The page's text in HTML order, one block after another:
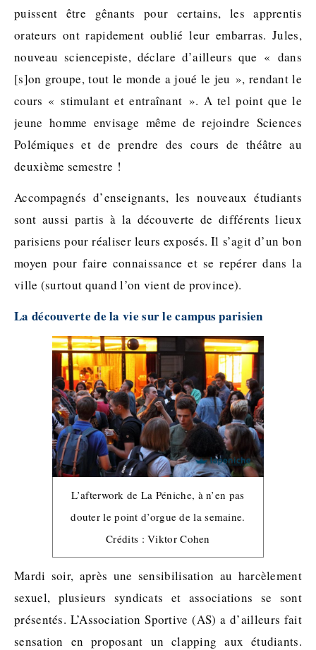
puissent être gênants pour certains, les apprentis
orateurs ont rapidement oublié leur embarras. Jules,
nouveau sciencepiste, déclare d’ailleurs que « dans
[s]on groupe, tout le monde a joué le jeu », rendant le
cours « stimulant et entraînant ». A tel point que le
jeune homme envisage même de rejoindre Sciences
Polémiques et de prendre des cours de théâtre au
deuxième semestre !
Accompagnés d’enseignants, les nouveaux étudiants
sont aussi partis à la découverte de différents lieux
parisiens pour réaliser leurs exposés. Il s’agit d’un bon
moyen pour faire connaissance et se repérer dans la
ville (surtout quand l’on vient de province).
La découverte de la vie sur le campus parisien
L’afterwork de La Péniche, à n’en pas
douter le point d’orgue de la semaine.
Crédits : Viktor Cohen
Mardi soir, après une sensibilisation au harcèlement
sexuel, plusieurs syndicats et associations se sont
présentés. L’Association Sportive (AS) a d’ailleurs fait
sensation en proposant un clapping aux étudiants.